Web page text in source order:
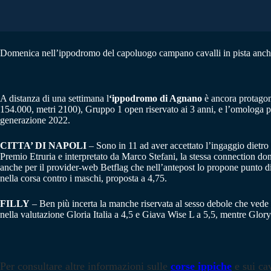
Domenica nell’ippodromo del capoluogo campano cavalli in pista
A distanza di una settimana l‘ippodromo di Agnano è ancora
154.000, metri 2100), Gruppo 1 open riservato ai 3 anni, e l’omologa
generazione 2022.
CITTA’ DI NAPOLI – Sono in 11 ad aver accettato l’ingaggio
Premio Etruria e interpretato da Marco Stefani, la stessa connection
anche per il provider-web Betflag che nell’antepost lo propone
nella corsa contro i maschi, proposta a 4,75.
FILLY – Ben più incerta la manche riservata al sesso debole che
nella valutazione Gloria Italia a 4,5 e Giava Wise L a 5,5, mentre
Per consultare altre informazioni sulle corse ippiche e sui